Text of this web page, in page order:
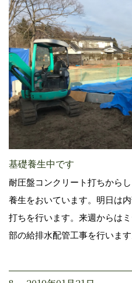
基礎養生中です
耐圧盤コンクリート打ちから
養生をおいています。明日は
打ちを行います。来週からは
部の給排水配管工事を行います